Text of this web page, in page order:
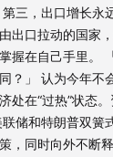
三，出口增长永
出口拉动的国家
握在自己手里。
？」 认为今年不
处在“过热”状态
储和特朗普双簧
，同时向外不断